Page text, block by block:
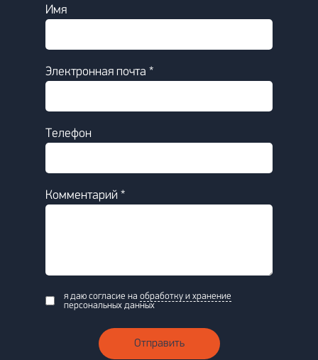
Имя
Электронная почта *
Телефон
Комментарий *
я даю согласие на обработку и хранение
персональных данных
Отправить